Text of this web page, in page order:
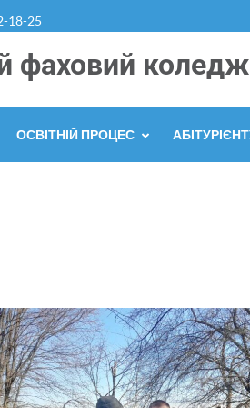
18-25
фаховий коледж
ОСВІТНІЙ ПРОЦЕС